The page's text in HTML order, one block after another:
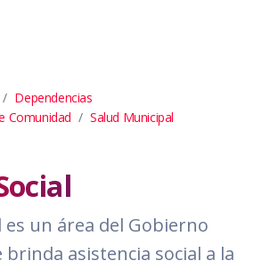
Dependencias
Comunidad
Salud Municipal
es un área del Gobierno
asistencia social a la